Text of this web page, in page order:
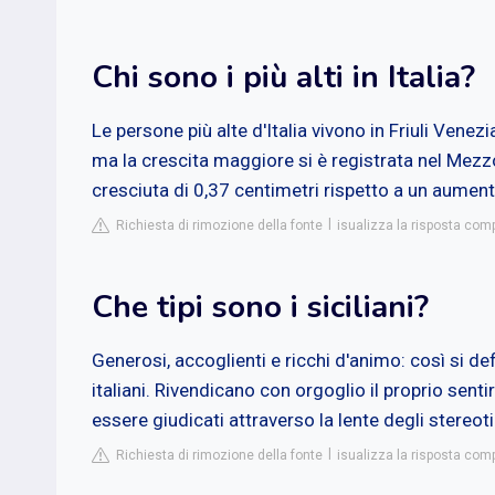
Chi sono i più alti in Italia?
Le persone più alte d'Italia vivono in Friuli
ma la crescita maggiore si è registrata nel
cresciuta di 0,37 centimetri rispetto a un
Richiesta di rimozione della fonte isualizza la risposta
Che tipi sono i siciliani?
Generosi, accoglienti e ricchi d'animo: così si
italiani. Rivendicano con orgoglio il proprio
essere giudicati attraverso la lente degli
Richiesta di rimozione della fonte isualizza la risposta